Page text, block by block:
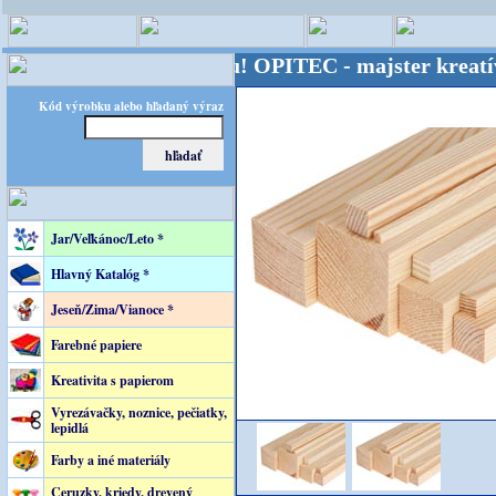
Kód výrobku alebo hľadaný výraz
Jar/Veľkánoc/Leto *
Hlavný Katalóg *
Jeseň/Zima/Vianoce *
Farebné papiere
Kreativita s papierom
Vyrezávačky, noznice, pečiatky,
lepidlá
Farby a iné materiály
Ceruzky, kriedy, drevený
OPITEC - majster kreatívneho